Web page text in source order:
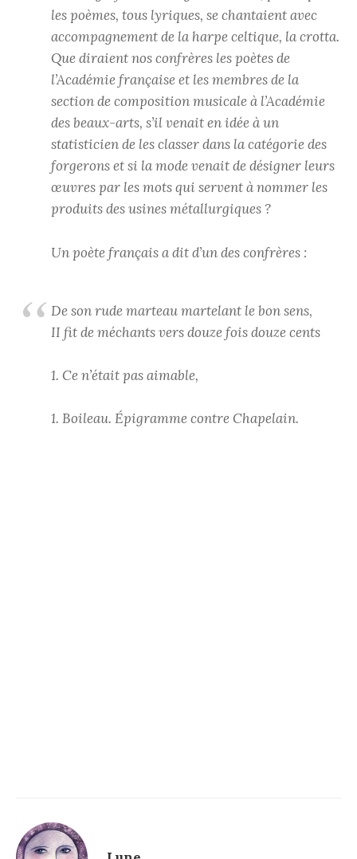
les poèmes, tous lyriques, se chantaient avec
accompagnement de la harpe celtique, la crotta.
Que diraient nos confrères les poètes de
l’Académie française et les membres de la
section de composition musicale à l’Académie
des beaux-arts, s’il venait en idée à un
statisticien de les classer dans la catégorie des
forgerons et si la mode venait de désigner leurs
œuvres par les mots qui servent à nommer les
produits des usines métallurgiques ?
Un poète français a dit d’un des confrères :
De son rude marteau martelant le bon sens,
II fit de méchants vers douze fois douze cents
1. Ce n’était pas aimable,
1. Boileau. Épigramme contre Chapelain.